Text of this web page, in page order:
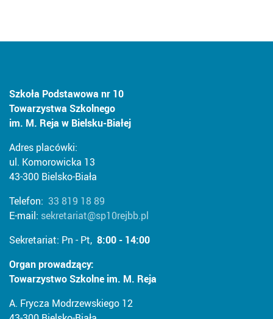
Szkoła Podstawowa nr 10
Towarzystwa Szkolnego
im. M. Reja w Bielsku-Białej
Adres placówki:
ul. Komorowicka 13
43-300 Bielsko-Biała
Telefon: 33 819 18 89
E-mail: sekretariat@sp10rejbb.pl
Sekretariat: Pn - Pt, 8:00 - 14:00
Organ prowadzący:
Towarzystwo Szkolne im. M. Reja
A. Frycza Modrzewskiego 12